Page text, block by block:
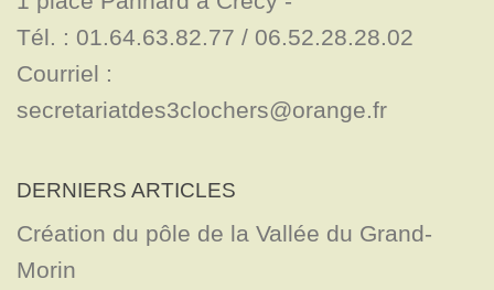
Tél. : 01.64.63.82.77 / 06.52.28.28.02
Courriel :
secretariatdes3clochers@orange.fr
DERNIERS ARTICLES
Création du pôle de la Vallée du Grand-
Morin